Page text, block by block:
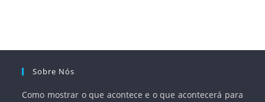
Sobre Nós
Como mostrar o que acontece e o que acontecerá para